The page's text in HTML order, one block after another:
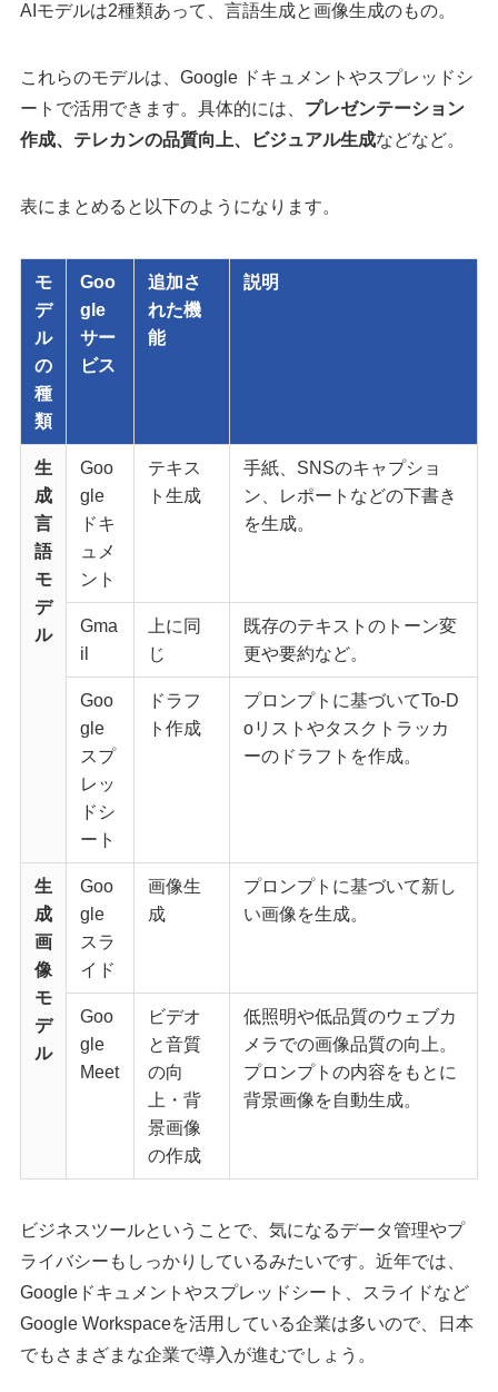
AIモデルは2種類あって、言語生成と画像生成のもの。
これらのモデルは、Google ドキュメントやスプレッドシ
ートで活用できます。具体的には、 プレゼンテーション
作成、テレカンの品質向上、ビジュアル生成などなど。
表にまとめると以下のようになります。
モ
デ
ル
の
種
類
Goo
gle
サー
ビス
追加さ
れた機
能
説明
生
成
言
語
モ
デ
ル
Goo
gle
ドキ
ュメ
ント
テキス
ト生成
手紙、SNSのキャプショ
ン、レポートなどの下書き
を生成。
Gma
il
上に同
じ
既存のテキストのトーン変
更や要約など。
Goo
gle
スプ
レッ
ドシ
ート
ドラフ
ト作成
プロンプトに基づいてTo-D
oリストやタスクトラッカ
ーのドラフトを作成。
生
成
画
像
モ
デ
ル
Goo
gle
スラ
イド
画像生
成
プロンプトに基づいて新し
い画像を生成。
Goo
gle
Meet
ビデオ
と音質
の向
上・背
景画像
の作成
低照明や低品質のウェブカ
メラでの画像品質の向上。
プロンプトの内容をもとに
背景画像を自動生成。
ビジネスツールということで、気になるデータ管理やプ
ライバシーもしっかりしているみたいです。近年では、
Googleドキュメントやスプレッドシート、スライドなど
Google Workspaceを活用している企業は多いので、日本
でもさまざまな企業で導入が進むでしょう。